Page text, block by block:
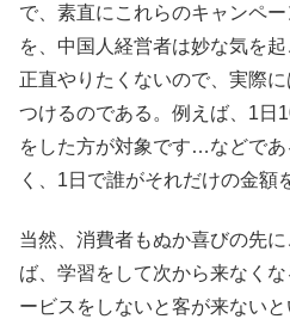
で、素直にこれらのキャンペ
を、中国人経営者は妙な気を
正直やりたくないので、実際
つけるのである。例えば、1日
をした方が対象です…などで
く、1日で誰がそれだけの金額
当然、消費者もぬか喜びの先
ば、学習をして次から来なく
ービスをしないと客が来ない